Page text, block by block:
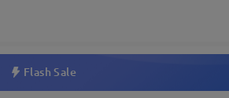
Flash Sale